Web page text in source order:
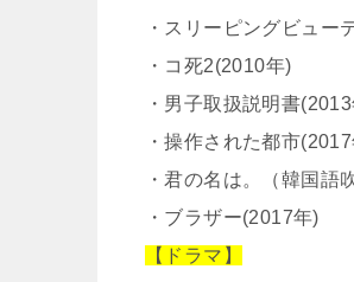
・スリーピングビュー
・コ死2(2010年)
・男子取扱説明書
・操作された都市
・君の名は。（韓国語
・ブラザー(2017年)
【ドラマ】